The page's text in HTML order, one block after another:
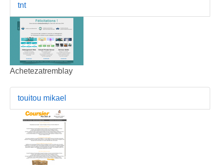
tnt
Achetezatremblay
touitou mikael